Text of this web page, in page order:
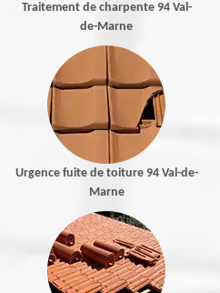
Traitement de charpente 94 Val-
de-Marne
Urgence fuite de toiture 94 Val-de-
Marne